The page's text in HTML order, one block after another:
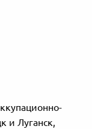
и Луганск,